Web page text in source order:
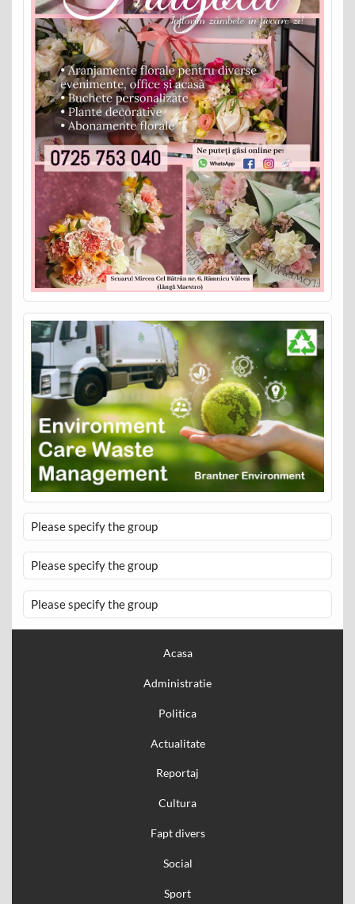
Please specify the group
Please specify the group
Please specify the group
Acasa
Administratie
Politica
Actualitate
Reportaj
Cultura
Fapt divers
Social
Sport